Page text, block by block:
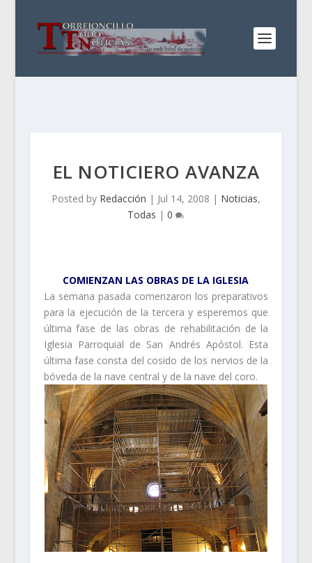
EL NOTICIERO AVANZA
Posted by Redacción | Jul 14, 2008 | Noticias,
Todas |0
COMIENZAN LAS OBRAS DE LA IGLESIA
La semana pasada comenzaron los preparativos
para la ejecución de la tercera y esperemos que
última fase de las obras de rehabilitación de la
Iglesia Parroquial de San Andrés Apóstol. Esta
última fase consta del cosido de los nervios de la
bóveda de la nave central y de la nave del coro.